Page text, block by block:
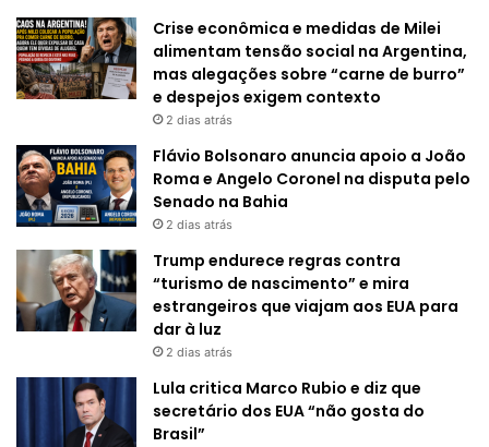
Crise econômica e medidas de Milei
alimentam tensão social na Argentina,
mas alegações sobre “carne de burro”
e despejos exigem contexto
2 dias atrás
Flávio Bolsonaro anuncia apoio a João
Roma e Angelo Coronel na disputa pelo
Senado na Bahia
2 dias atrás
Trump endurece regras contra
“turismo de nascimento” e mira
estrangeiros que viajam aos EUA para
dar à luz
2 dias atrás
Lula critica Marco Rubio e diz que
secretário dos EUA “não gosta do
Brasil”